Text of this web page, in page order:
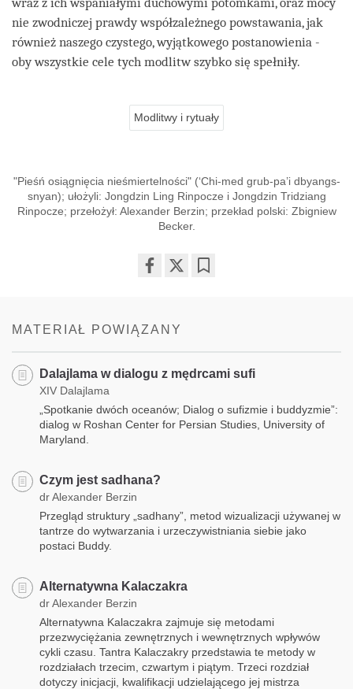
nie zwodniczej prawdy współzależnego powstawania, jak
również naszego czystego, wyjątkowego postanowienia -
oby wszystkie cele tych modlitw szybko się spełniły.
Modlitwy i rytuały
"Pieśń osiągnięcia nieśmiertelności" (‘Chi-med grub-pa’i dbyangs-
snyan); ułożyli: Jongdzin Ling Rinpocze i Jongdzin Tridziang
Rinpocze; przełożył: Alexander Berzin; przekład polski: Zbigniew
Becker.
MATERIAŁ POWIĄZANY
Dalajlama w dialogu z mędrcami sufi
XIV Dalajlama
„Spotkanie dwóch oceanów; Dialog o sufizmie i buddyzmie”:
dialog w Roshan Center for Persian Studies, University of
Maryland.
Czym jest sadhana?
dr Alexander Berzin
Przegląd struktury „sadhany”, metod wizualizacji używanej w
tantrze do wytwarzania i urzeczywistniania siebie jako
postaci Buddy.
Alternatywna Kalaczakra
dr Alexander Berzin
Alternatywna Kalaczakra zajmuje się metodami
przezwyciężania zewnętrznych i wewnętrznych wpływów
cykli czasu. Tantra Kalaczakry przedstawia te metody w
rozdziałach trzecim, czwartym i piątym. Trzeci rozdział
dotyczy inicjacji, kwalifikacji udzielającego jej mistrza